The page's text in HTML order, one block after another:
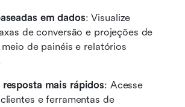
em dados: Visualize
de conversão e projeções de
de painéis e relatórios
resposta mais rápidos: Acesse
e ferramentas de